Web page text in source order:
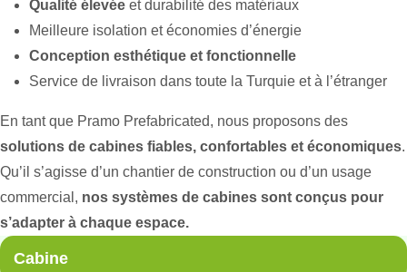
Qualité élevée et durabilité des matériaux
Meilleure isolation et économies d’énergie
Conception esthétique et fonctionnelle
Service de livraison dans toute la Turquie et à l’étranger
En tant que Pramo Prefabricated, nous proposons des
solutions de cabines fiables, confortables et économiques.
Qu’il s’agisse d’un chantier de construction ou d’un usage
commercial, nos systèmes de cabines sont conçus pour
s’adapter à chaque espace.
Cabine